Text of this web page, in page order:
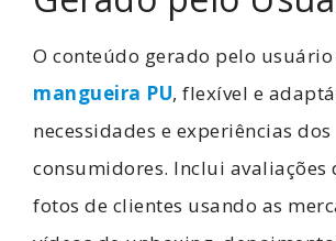
O conteúdo gerado pelo
mangueira PU, flexível e
necessidades e experiências dos
consumidores. Inclui avaliações
fotos de clientes usando as